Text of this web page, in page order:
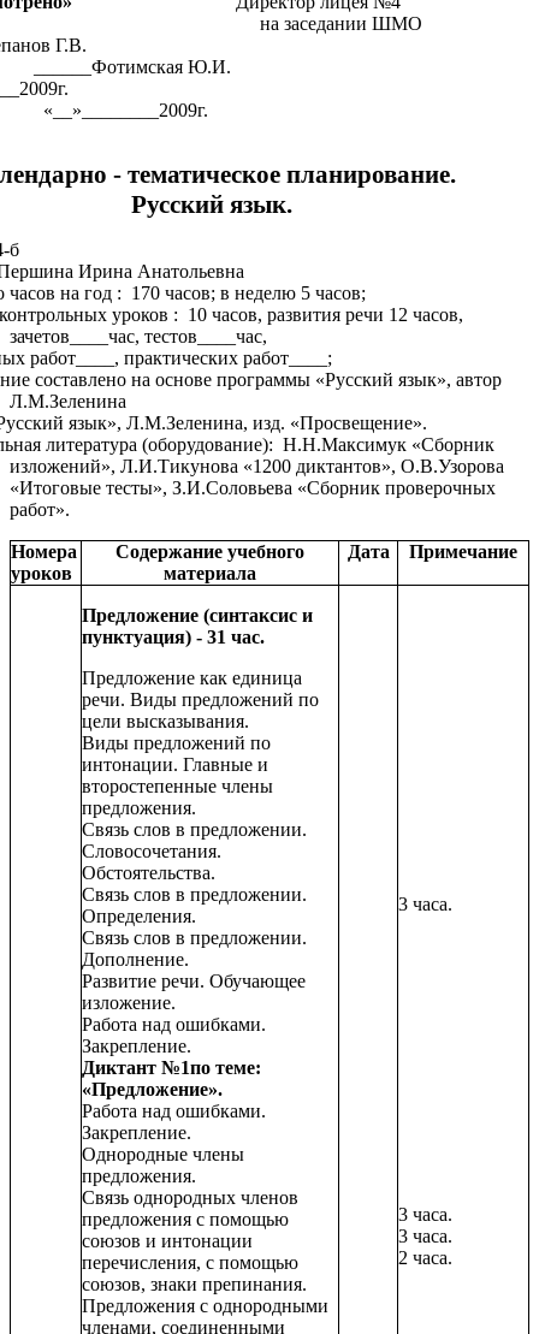
ШМО
Г.В.
______Фотимская Ю.И.
«__»________2009г.
- тематическое планирование.
Русский язык.
б
Ирина Анатольевна
на год : 170 часов; в неделю 5 часов;
уроков : 10 часов, развития речи 12 часов,
зачетов____час, тестов____час,
работ____, практических работ____;
составлено на основе программы «Русский язык», автор
Л.М.Зеленина
язык», Л.М.Зеленина, изд. «Просвещение».
литература (оборудование): Н.Н.Максимук «Сборник
изложений», Л.И.Тикунова «1200 диктантов», О.В.Узорова
«Итоговые тесты», З.И.Соловьева «Сборник проверочных
работ».
Номера
уроков
Содержание учебного
материала
Дата Примечание
Предложение (синтаксис и
пунктуация) - 31 час.
Предложение как единица
речи. Виды предложений по
цели высказывания.
Виды предложений по
интонации. Главные и
второстепенные члены
предложения.
Связь слов в предложении.
Словосочетания.
Обстоятельства.
Связь слов в предложении.
Определения.
Связь слов в предложении.
Дополнение.
Развитие речи. Обучающее
изложение.
Работа над ошибками.
Закрепление.
Диктант №1по теме:
«Предложение».
Работа над ошибками.
Закрепление.
Однородные члены
предложения.
Связь однородных членов
предложения с помощью
союзов и интонации
перечисления, с помощью
союзов, знаки препинания.
Предложения с однородными
членами, соединенными
3 часа.
3 часа.
3 часа.
2 часа.